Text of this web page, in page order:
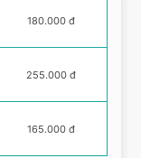
180.000 đ
255.000 đ
165.000 đ